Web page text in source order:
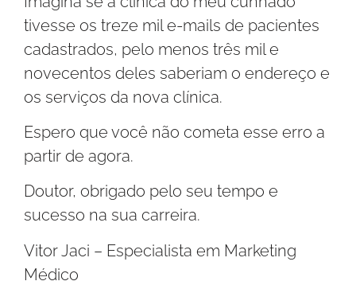
tivesse os treze mil e-mails de pacientes
cadastrados, pelo menos três mil e
novecentos deles saberiam o endereço e
os serviços da nova clínica.
Espero que você não cometa esse erro a
partir de agora.
Doutor, obrigado pelo seu tempo e
sucesso na sua carreira.
Vitor Jaci – Especialista em Marketing
Médico